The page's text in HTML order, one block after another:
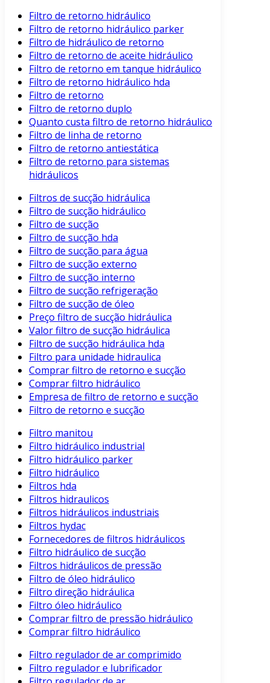
Filtro de retorno hidráulico
Filtro de retorno hidráulico parker
Filtro de hidráulico de retorno
Filtro de retorno de aceite hidráulico
Filtro de retorno em tanque hidráulico
Filtro de retorno hidráulico hda
Filtro de retorno
Filtro de retorno duplo
Quanto custa filtro de retorno hidráulico
Filtro de linha de retorno
Filtro de retorno antiestática
Filtro de retorno para sistemas
hidráulicos
Filtros de sucção hidráulica
Filtro de sucção hidráulico
Filtro de sucção
Filtro de sucção hda
Filtro de sucção para água
Filtro de sucção externo
Filtro de sucção interno
Filtro de sucção refrigeração
Filtro de sucção de óleo
Preço filtro de sucção hidráulica
Valor filtro de sucção hidráulica
Filtro de sucção hidráulica hda
Filtro para unidade hidraulica
Comprar filtro de retorno e sucção
Comprar filtro hidráulico
Empresa de filtro de retorno e sucção
Filtro de retorno e sucção
Filtro manitou
Filtro hidráulico industrial
Filtro hidráulico parker
Filtro hidráulico
Filtros hda
Filtros hidraulicos
Filtros hidráulicos industriais
Filtros hydac
Fornecedores de filtros hidráulicos
Filtro hidráulico de sucção
Filtros hidráulicos de pressão
Filtro de óleo hidráulico
Filtro direção hidráulica
Filtro óleo hidráulico
Comprar filtro de pressão hidráulico
Comprar filtro hidráulico
Filtro regulador de ar comprimido
Filtro regulador e lubrificador